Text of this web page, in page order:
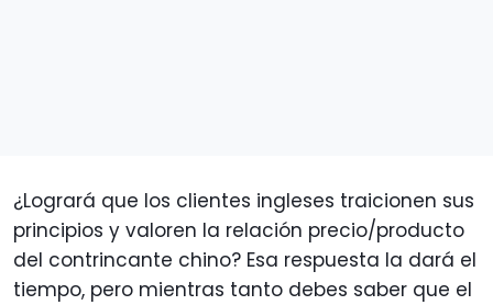
¿Logrará que los clientes ingleses traicionen sus
principios y valoren la relación precio/producto
del contrincante chino? Esa respuesta la dará el
tiempo, pero mientras tanto debes saber que el